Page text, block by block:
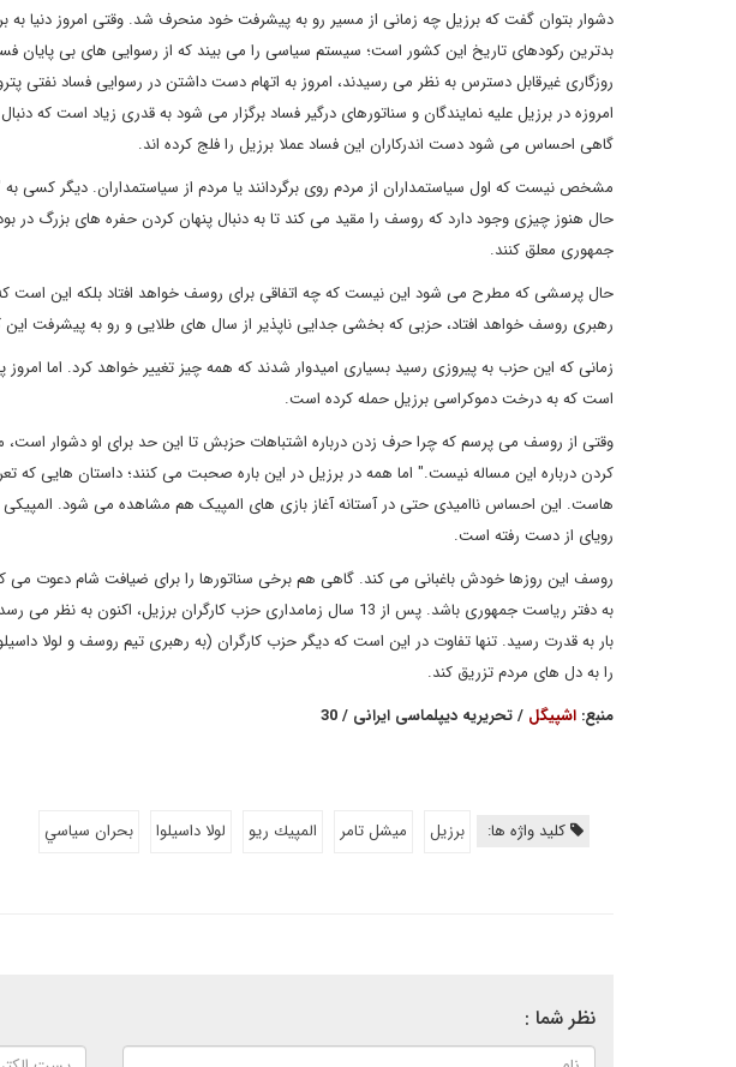
دشوار بتوان گفت که برزیل چه زمانی از مسیر رو به پیشرفت خود منحرف شد. وقتی امروز دنیا به
بدترین رکودهای تاریخ این کشور است؛ سیستم سیاسی را می بیند که از رسوایی های بی
روزگاری غیرقابل دسترس به نظر می رسیدند، امروز به اتهام دست داشتن در رسوایی فساد نفتی
امروزه در برزیل علیه نمایندگان و سناتورهای درگیر فساد برگزار می شود به قدری زیاد است
گاهی احساس می شود دست اندرکاران این فساد عملا برزیل را فلج کرده اند.
مشخص نیست که اول سیاستمداران از مردم روی برگردانند یا مردم از سیاستمداران. دیگر کسی
حال هنوز چیزی وجود دارد که روسف را مقید می کند تا به دنبال پنهان کردن حفره های بزرگ در
جمهوری معلق کنند.
حال پرسشی که مطرح می شود این نیست که چه اتفاقی برای روسف خواهد افتاد بلکه این است که
رهبری روسف خواهد افتاد، حزبی که بخشی جدایی ناپذیر از سال های طلایی و رو به پیشرفت
است که به درخت دموکراسی برزیل حمله کرده است.
وقتی از روسف می پرسم که چرا حرف زدن درباره اشتباهات حزبش تا این حد برای او دشوار
کردن درباره این مساله نیست." اما همه در برزیل در این باره صحبت می کنند؛ داستان هایی که
هاست. این احساس ناامیدی حتی در آستانه آغاز بازی های المپیک هم مشاهده می شود. المپیکی
رویای از دست رفته است.
روسف این روزها خودش باغبانی می کند. گاهی هم برخی سناتورها را برای ضیافت شام دعوت می
به دفتر ریاست جمهوری باشد. پس از 13 سال زمامداری حزب کارگران
بار به قدرت رسید. تنها تفاوت در این است که دیگر حزب کارگران (به رهبری تیم روسف و لولا
را به دل های مردم تزریق کند.
منبع: اشپیگل / تحریریه دیپلماسی ایرانی / 30
کلید واژه ها: برزیل میشل تامر المپيك ريو لولا داسيلوا بحران سياسي
نظر شما :